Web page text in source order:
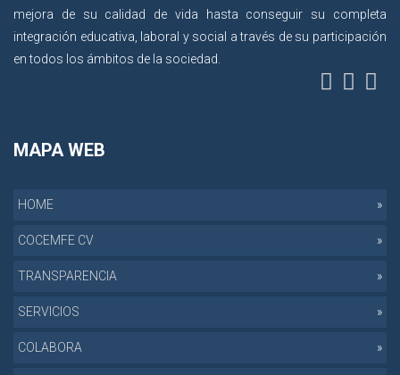
mejora de su calidad de vida hasta conseguir su completa
integración educativa, laboral y social a través de su participación
en todos los ámbitos de la sociedad.
MAPA WEB
HOME
COCEMFE CV
TRANSPARENCIA
SERVICIOS
COLABORA